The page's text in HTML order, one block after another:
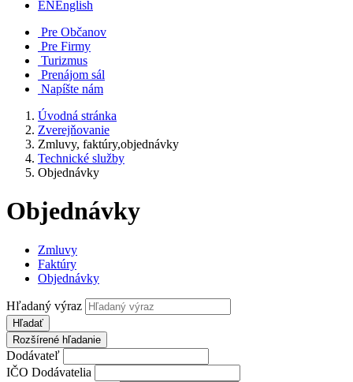
ENEnglish
Pre Občanov
Pre Firmy
Turizmus
Prenájom sál
Napíšte nám
Úvodná stránka
Zverejňovanie
Zmluvy, faktúry,objednávky
Technické služby
Objednávky
Objednávky
Zmluvy
Faktúry
Objednávky
Hľadaný výraz
Hľadať
Rozšírené hľadanie
Dodávateľ
IČO Dodávatelia